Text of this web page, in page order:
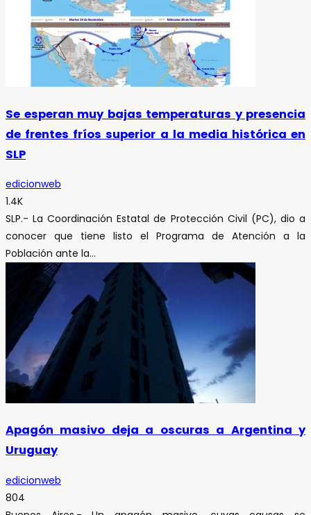
Se esperan muy bajas temperaturas y presencia
de frentes fríos superior a la media histórica en
SLP
edicionweb
1.4K
SLP.- La Coordinación Estatal de Protección Civil (PC), dio a
conocer que tiene listo el Programa de Atención a la
Población ante la...
Apagón masivo deja a oscuras a Argentina y
Uruguay
edicionweb
804